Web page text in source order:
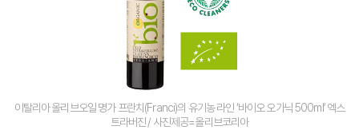
이탈리아 올리브오일 명가 프란치(Franci)의 유기농 라인 ‘바이오 오가닉 500ml’ 엑스
트라버진 / 사진제공=올리브코리아